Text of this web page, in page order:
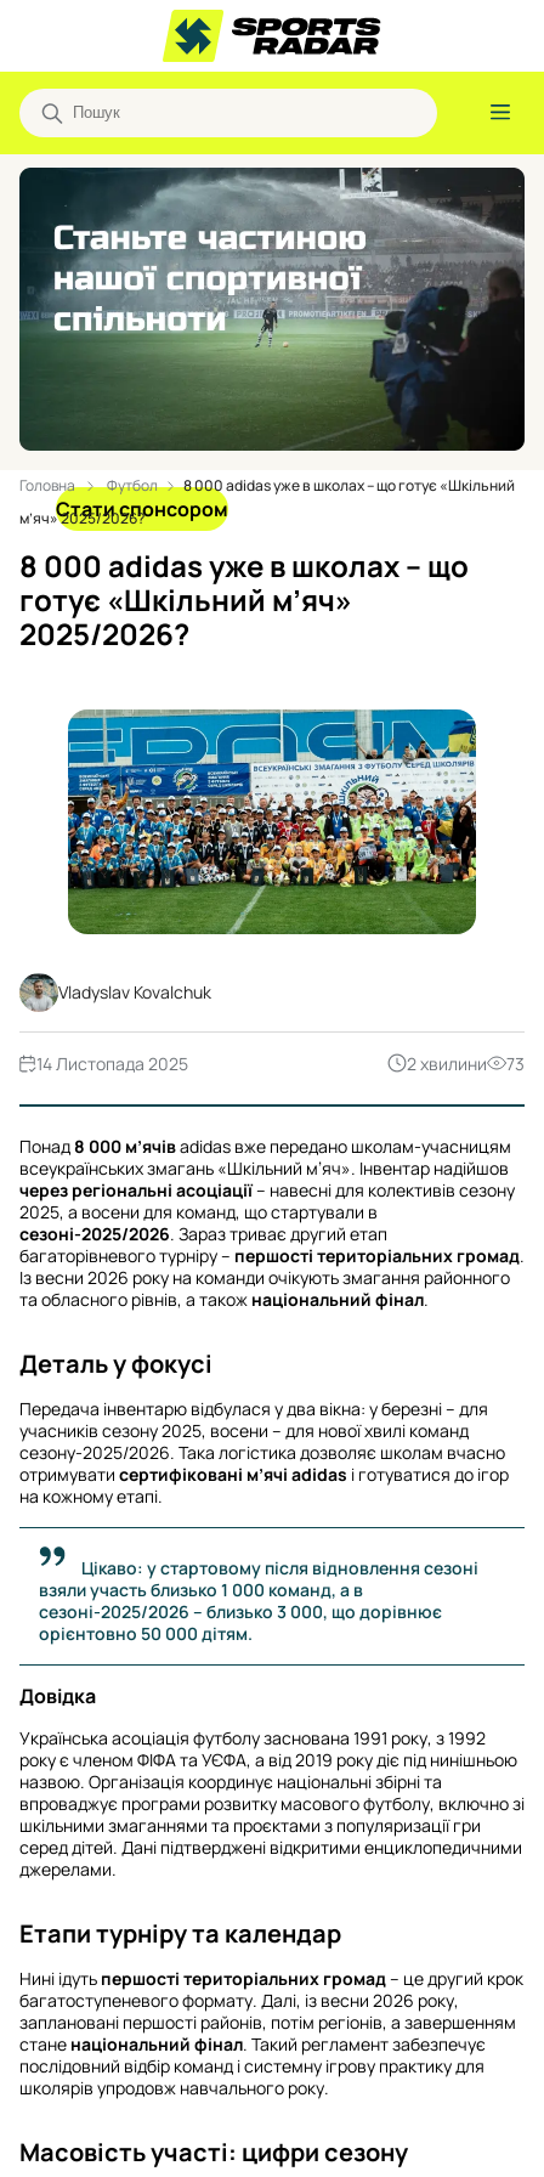
Стати спонсором
Головна Футбол
8 000 adidas уже в школах – що готує «Шкільний
м’яч» 2025/2026?
8 000 adidas уже в школах – що
готує «Шкільний м’яч»
2025/2026?
Vladyslav Kovalchuk
2 хвилини 73
14 Листопада 2025
Понад8 000 м’ячівadidas вже передано школам-учасницям
всеукраїнських змагань «Шкільний м’яч». Інвентар надійшов
через регіональні асоціації– навесні для колективів сезону
2025, а восени для команд, що стартували в
сезоні-2025/2026. Зараз триває другий етап
багаторівневого турніру – першості територіальних громад.
Із весни 2026 року на команди очікують змагання районного
та обласного рівнів, а також національний фінал.
Деталь у фокусі
Передача інвентарю відбулася у два вікна: у березні – для
учасників сезону 2025, восени – для нової хвилі команд
сезону-2025/2026. Така логістика дозволяє школам вчасно
отримувати сертифіковані м’ячі adidas і готуватися до ігор
на кожному етапі.
Цікаво: у стартовому після відновлення сезоні
взяли участь близько 1 000 команд, а в
сезоні-2025/2026 – близько 3 000, що дорівнює
орієнтовно 50 000 дітям.
Довідка
Українська асоціація футболу заснована 1991 року, з 1992
року є членом ФІФА та УЄФА, а від 2019 року діє під нинішньою
назвою. Організація координує національні збірні та
впроваджує програми розвитку масового футболу, включно зі
шкільними змаганнями та проєктами з популяризації гри
серед дітей. Дані підтверджені відкритими енциклопедичними
джерелами.
Етапи турніру та календар
Нині ідуть першості територіальних громад– це другий крок
багатоступеневого формату. Далі, із весни 2026 року,
заплановані першості районів, потім регіонів, а завершенням
стане національний фінал. Такий регламент забезпечує
послідовний відбір команд і системну ігрову практику для
школярів упродовж навчального року.
Масовість участі: цифри сезону